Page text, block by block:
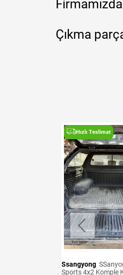
Çıkma
Hızlı Teslimat
Ssangyong
Sports 4x2 Komple